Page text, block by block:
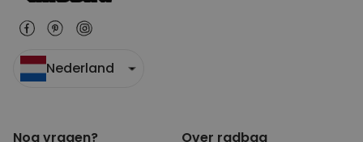
Nederland
Nog vragen? Over radbag